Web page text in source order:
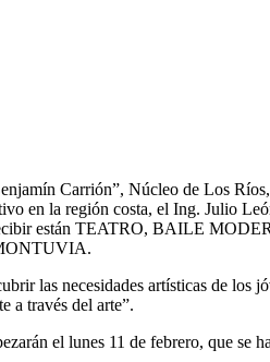
Carrión”, Núcleo de Los
en la región costa, el Ing. Julio
recibir están TEATRO, BAILE
las necesidades artísticas de
a través del arte”.
el lunes 11 de febrero, que se